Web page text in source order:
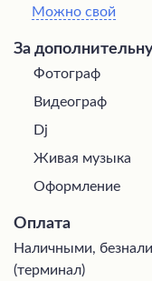
Можно свой
За
Фотограф
Видеограф
Dj
Живая музыка
Оформление
Оплата
Наличными,
(терминал)